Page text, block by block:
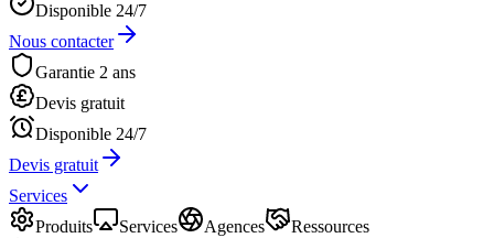
Disponible 24/7
Nous contacter
Garantie 2 ans
Devis gratuit
Disponible 24/7
Devis gratuit
Services
Produits
Services Agences
Ressources